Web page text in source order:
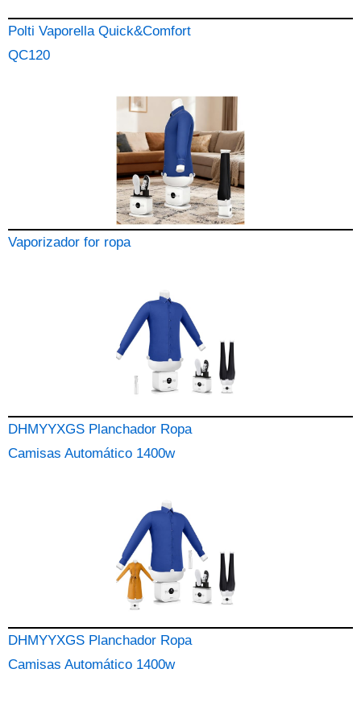
Polti Vaporella Quick&Comfort
QC120
Vaporizador for ropa
DHMYYXGS Planchador Ropa
Camisas Automático 1400w
DHMYYXGS Planchador Ropa
Camisas Automático 1400w